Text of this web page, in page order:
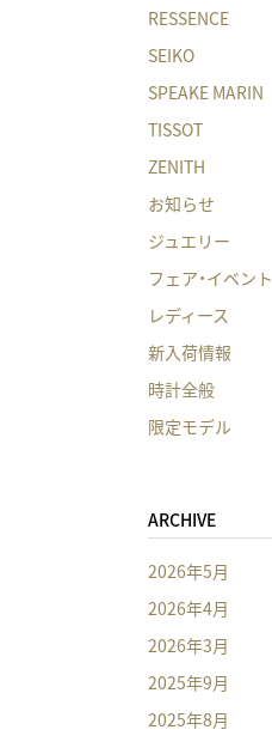
RESSENCE
SEIKO
SPEAKE MARIN
TISSOT
ZENITH
お知らせ
ジュエリー
フェア・イベント
レディース
新入荷情報
時計全般
限定モデル
ARCHIVE
2026年5月
2026年4月
2026年3月
2025年9月
2025年8月